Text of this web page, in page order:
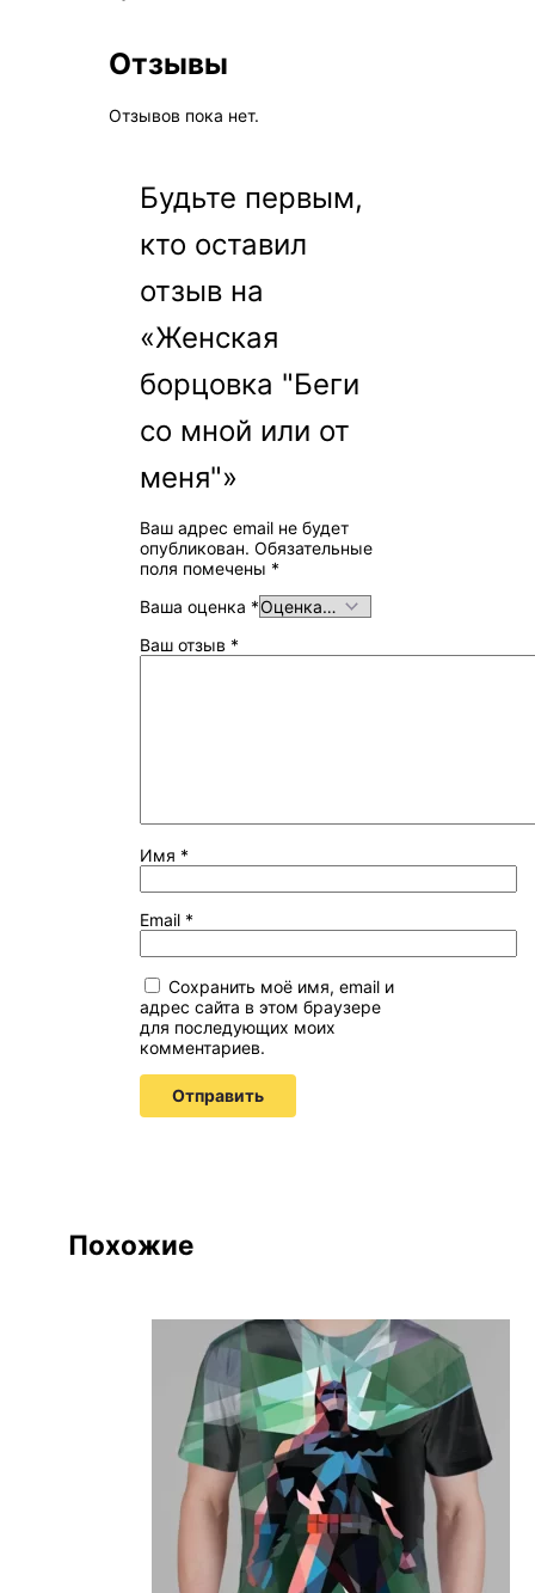
Отзывы
Отзывов пока нет.
Будьте первым,
кто оставил
отзыв на
«Женская
борцовка "Беги
со мной или от
меня"»
Ваш адрес email не будет
опубликован. Обязательные
поля помечены *
Ваша оценка *
Ваш отзыв *
Имя *
Email *
Сохранить моё имя, email и
адрес сайта в этом браузере
для последующих моих
комментариев.
Похожие